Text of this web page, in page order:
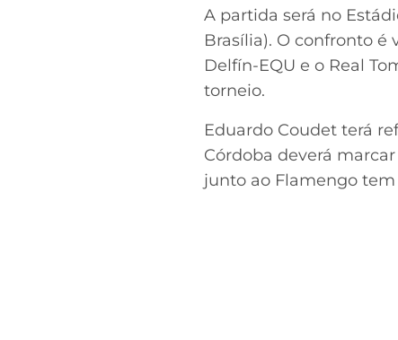
A partida será no
Brasília). O confronto
Delfín-EQU e o Real
torneio.
Eduardo Coudet terá
Córdoba deverá
junto ao Flamengo